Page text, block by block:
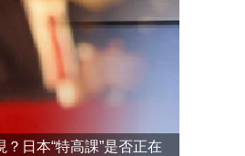
？日本“特高課”是否正在